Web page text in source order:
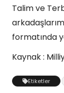
Talim ve
formatında
Kaynak :
Etiketler